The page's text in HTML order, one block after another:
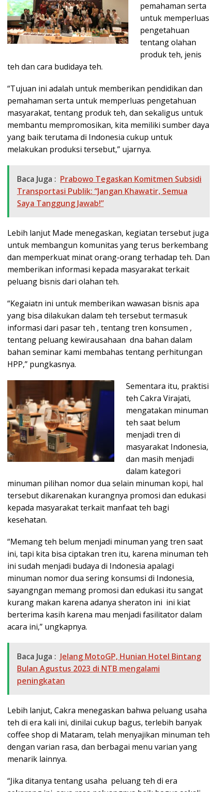
pemahaman serta
untuk memperluas
pengetahuan
tentang olahan
produk teh, jenis
teh dan cara budidaya teh.
“Tujuan ini adalah untuk memberikan pendidikan dan
pemahaman serta untuk memperluas pengetahuan
masyarakat, tentang produk teh, dan sekaligus untuk
membantu mempromosikan, kita memiliki sumber daya
yang baik terutama di Indonesia cukup untuk
melakukan produksi tersebut,” ujarnya.
Baca Juga : Prabowo Tegaskan Komitmen Subsidi
Transportasi Publik: “Jangan Khawatir, Semua
Saya Tanggung Jawab!”
Lebih lanjut Made menegaskan, kegiatan tersebut juga
untuk membangun komunitas yang terus berkembang
dan memperkuat minat orang-orang terhadap teh. Dan
memberikan informasi kepada masyarakat terkait
peluang bisnis dari olahan teh.
“Kegaiatn ini untuk memberikan wawasan bisnis apa
yang bisa dilakukan dalam teh tersebut termasuk
informasi dari pasar teh , tentang tren konsumen ,
tentang peluang kewirausahaan dna bahan dalam
bahan seminar kami membahas tentang perhitungan
HPP,” pungkasnya.
Sementara itu, praktisi
teh Cakra Virajati,
mengatakan minuman
teh saat belum
menjadi tren di
masyarakat Indonesia,
dan masih menjadi
dalam kategori
minuman pilihan nomor dua selain minuman kopi, hal
tersebut dikarenakan kurangnya promosi dan edukasi
kepada masyarakat terkait manfaat teh bagi
kesehatan.
“Memang teh belum menjadi minuman yang tren saat
ini, tapi kita bisa ciptakan tren itu, karena minuman teh
ini sudah menjadi budaya di Indonesia apalagi
minuman nomor dua sering konsumsi di Indonesia,
sayangngan memang promosi dan edukasi itu sangat
kurang makan karena adanya sheraton ini ini kiat
berterima kasih karena mau menjadi fasilitator dalam
acara ini,” ungkapnya.
Baca Juga : Jelang MotoGP, Hunian Hotel Bintang
Bulan Agustus 2023 di NTB mengalami
peningkatan
Lebih lanjut, Cakra menegaskan bahwa peluang usaha
teh di era kali ini, dinilai cukup bagus, terlebih banyak
coffee shop di Mataram, telah menyajikan minuman teh
dengan varian rasa, dan berbagai menu varian yang
menarik lainnya.
“Jika ditanya tentang usaha peluang teh di era